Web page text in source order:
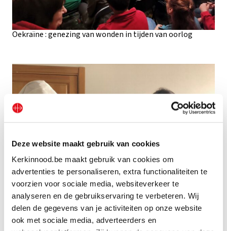
Deze website maakt gebruik van cookies
Kerkinnood.be maakt gebruik van cookies om
advertenties te personaliseren, extra functionaliteiten te
voorzien voor sociale media, websiteverkeer te
analyseren en de gebruikservaring te verbeteren. Wij
delen de gegevens van je activiteiten op onze website
ook met sociale media, adverteerders en
Oekraïne : genezing van wonden in tijden van oorlog
Oekraïne: Benedictinessen helpen ontheemden